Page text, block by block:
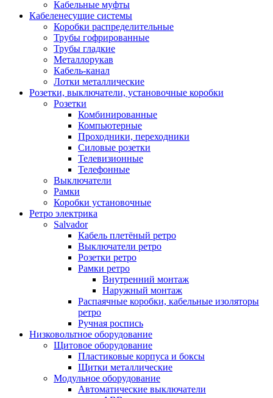
Кабельные муфты
Кабеленесущие системы
Коробки распределительные
Трубы гофрированные
Трубы гладкие
Металлорукав
Кабель-канал
Лотки металлические
Розетки, выключатели, установочные коробки
Розетки
Комбинированные
Компьютерные
Проходники, переходники
Силовые розетки
Телевизионные
Телефонные
Выключатели
Рамки
Коробки установочные
Ретро электрика
Salvador
Кабель плетёный ретро
Выключатели ретро
Розетки ретро
Рамки ретро
Внутренний монтаж
Наружный монтаж
Распаячные коробки, кабельные изоляторы
ретро
Ручная роспись
Низковольтное оборудование
Щитовое оборудование
Пластиковые корпуса и боксы
Щитки металлические
Модульное оборудование
Автоматические выключатели